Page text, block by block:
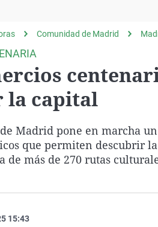
gato
Negra
Comunidad de Madrid
la capital
Madrid pone en marcha
que permiten descubrir
de más de 270 rutas
15:43